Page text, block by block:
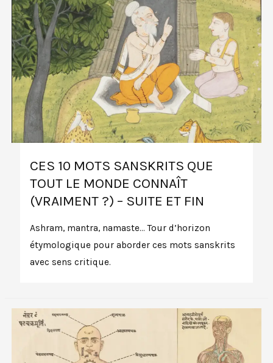
CES 10 MOTS SANSKRITS QUE
TOUT LE MONDE CONNAÎT
(VRAIMENT ?) – SUITE ET FIN
Ashram, mantra, namaste… Tour d’horizon
étymologique pour aborder ces mots sanskrits
avec sens critique.